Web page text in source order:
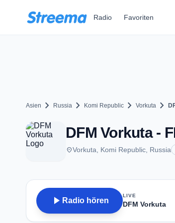
Radio Favoriten
Asien chevron_right Russia chevron_right Komi Republic chevron_right Vorkuta chevron_right
DFM Vorkuta -
placeVorkuta, Komi Republic, Russia
play_arrow Radio hören
LIVE
DFM Vorkuta